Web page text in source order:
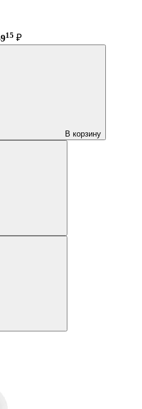
15 ₽
В корзину